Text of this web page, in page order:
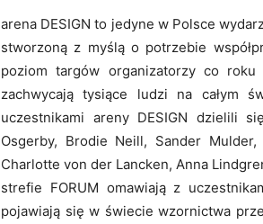
arena DESIGN to jedyne w Polsce
stworzoną z myślą o potrzebie
poziom targów organizatorzy co
zachwycają tysiące ludzi na całym
uczestnikami areny DESIGN dzielili
Osgerby, Brodie Neill, Sander
Charlotte von der Lancken, Anna
strefie FORUM omawiają z
pojawiają się w świecie wzornictwa